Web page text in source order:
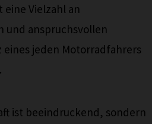
Vielzahl an
und anspruchsvollen
eines jeden Motorradfahrers
ist beeindruckend, sondern